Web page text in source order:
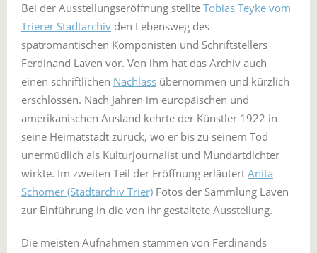
Bei der Ausstellungseröffnung stellte Tobias Teyke vom
Trierer Stadtarchiv den Lebensweg des
spätromantischen Komponisten und Schriftstellers
Ferdinand Laven vor. Von ihm hat das Archiv auch
einen schriftlichen Nachlass übernommen und kürzlich
erschlossen. Nach Jahren im europäischen und
amerikanischen Ausland kehrte der Künstler 1922 in
seine Heimatstadt zurück, wo er bis zu seinem Tod
unermüdlich als Kulturjournalist und Mundartdichter
wirkte. Im zweiten Teil der Eröffnung erläutert Anita
Schömer (Stadtarchiv Trier) Fotos der Sammlung Laven
zur Einführung in die von ihr gestaltete Ausstellung.
Die meisten Aufnahmen stammen von Ferdinands